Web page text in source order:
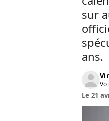
sur
ans.
Le 21